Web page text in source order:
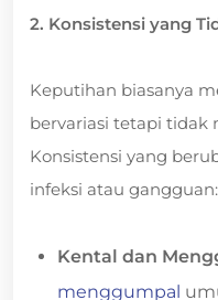
2. Konsistensi yang
Keputihan biasanya
bervariasi tetapi tidak
Konsistensi yang
infeksi atau gangguan:
Kental dan
menggumpal